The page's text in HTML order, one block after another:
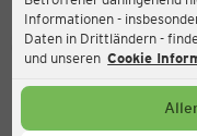
Informationen -
Daten in Drittländern -
und unseren Cookie
Aktuell:
Geöffnet